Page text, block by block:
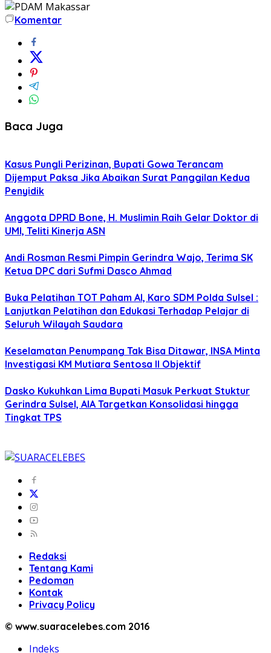
Komentar
Baca Juga
Kasus Pungli Perizinan, Bupati Gowa Terancam
Dijemput Paksa Jika Abaikan Surat Panggilan Kedua
Penyidik
Anggota DPRD Bone, H. Muslimin Raih Gelar Doktor di
UMI, Teliti Kinerja ASN
Andi Rosman Resmi Pimpin Gerindra Wajo, Terima SK
Ketua DPC dari Sufmi Dasco Ahmad
Buka Pelatihan TOT Paham AI, Karo SDM Polda Sulsel :
Lanjutkan Pelatihan dan Edukasi Terhadap Pelajar di
Seluruh Wilayah Saudara
Keselamatan Penumpang Tak Bisa Ditawar, INSA Minta
Investigasi KM Mutiara Sentosa II Objektif
Dasko Kukuhkan Lima Bupati Masuk Perkuat Stuktur
Gerindra Sulsel, AIA Targetkan Konsolidasi hingga
Tingkat TPS
Redaksi
Tentang Kami
Pedoman
Kontak
Privacy Policy
© www.suaracelebes.com 2016
Indeks